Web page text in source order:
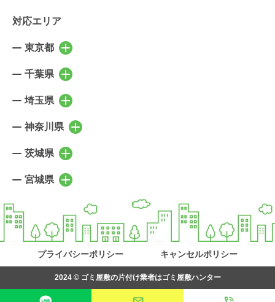
対応エリア
東京都 東京都の市区町村を表示
千代田区
墨田区
品川区
渋谷区
北区 荒川区
板橋区 練馬区
足立区 葛飾区
江戸川区 立川市
武蔵野市
千葉県 千葉県の市区町村を表示
千葉市稲毛区
千葉市美浜区
市川市
習志野市
柏市
松戸市 白井市
鎌ヶ谷市 八千代市
印西市 成田市
埼玉県 埼玉県の市区町村を表示
さいたま市北区
さいたま市桜区
さいたま市南区
蕨市
上尾市
北本市 鴻巣市
行田市 羽生市
加須市
神奈川県 神奈川県の市区町村を表示
横浜市鶴見区
横浜市南区
横浜市金沢区
横浜市港北区 横浜市緑区
横浜市青葉区 横浜市都筑区
横浜市泉区 横浜市瀬谷区
茨城県 茨城県の市区町村を表示
水戸市
北茨城市
常陸太田市 常陸大宮市
那珂市 土浦市
取手市 守谷市
宮城県 宮城県の市区町村を表示
仙台市宮城野区
仙台市若林区 仙台市太白区
仙台市泉区 塩竈市
名取市 多賀城市
岩沼市 富谷市
松島町
プライバシーポリシー キャンセルポリシー
2024 © ゴミ屋敷の片付け業者はゴミ屋敷ハンター